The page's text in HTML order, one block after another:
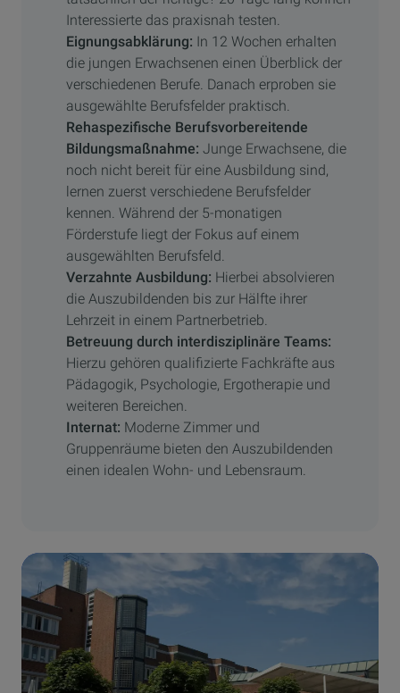
Interessierte das praxisnah testen.
Eignungsabklärung: In 12 Wochen erhalten
die jungen Erwachsenen einen Überblick der
verschiedenen Berufe. Danach erproben sie
ausgewählte Berufsfelder praktisch.
Rehaspezifische Berufsvorbereitende
Bildungsmaßnahme: Junge Erwachsene, die
noch nicht bereit für eine Ausbildung sind,
lernen zuerst verschiedene Berufsfelder
kennen. Während der 5-monatigen
Förderstufe liegt der Fokus auf einem
ausgewählten Berufsfeld.
Verzahnte Ausbildung: Hierbei absolvieren
die Auszubildenden bis zur Hälfte ihrer
Lehrzeit in einem Partnerbetrieb.
Betreuung durch interdisziplinäre Teams:
Hierzu gehören qualifizierte Fachkräfte aus
Pädagogik, Psychologie, Ergotherapie und
weiteren Bereichen.
Internat: Moderne Zimmer und
Gruppenräume bieten den Auszubildenden
einen idealen Wohn- und Lebensraum.